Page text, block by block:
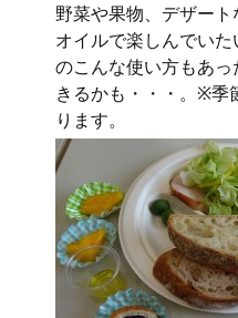
野菜や果物、デザー
オイルで楽しんでい
のこんな使い方もあ
きるかも・・・。※季
ります。